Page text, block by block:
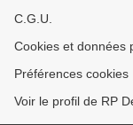
C.G.U.
Cookies et données
Préférences cookies
Voir le profil de RP